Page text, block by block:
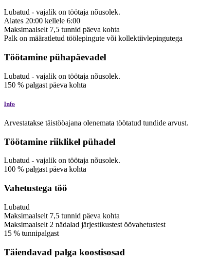
Lubatud - vajalik on töötaja nõusolek.
Alates 20:00 kellele 6:00
Maksimaalselt 7,5 tunnid päeva kohta
Palk on määratletud töölepingute või kollektiivlepingutega
Töötamine pühapäevadel
Lubatud - vajalik on töötaja nõusolek.
150 % palgast päeva kohta
Info
Arvestatakse täistööajana olenemata töötatud tundide arvust.
Töötamine riiklikel pühadel
Lubatud - vajalik on töötaja nõusolek.
100 % palgastpäeva kohta
Vahetustega töö
Lubatud
Maksimaalselt 7,5 tunnid päeva kohta
Maksimaalselt 2 nädalad järjestikustest öövahetustest
15 % tunnipalgast
Täiendavad palga koostisosad